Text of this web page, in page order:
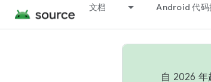
文档 Android 代码
自 2026